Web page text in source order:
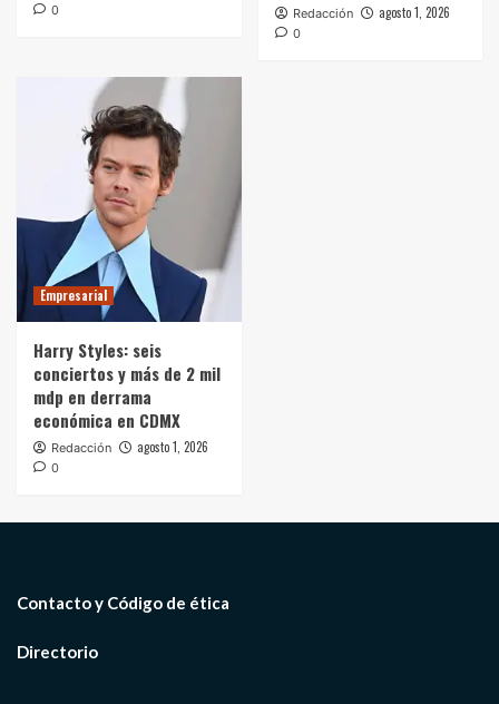
0 Redacción agosto 1, 2026
0
Empresarial
Harry Styles: seis
conciertos y más de 2 mil
mdp en derrama
económica en CDMX
Redacción agosto 1, 2026
0
Contacto y Código de ética
Directorio